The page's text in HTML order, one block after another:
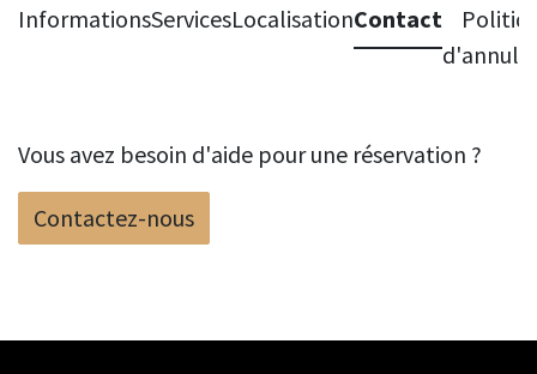
InformationsServicesLocalisationContact
Vous avez besoin d'aide pour une réservation ?
Contactez-nous